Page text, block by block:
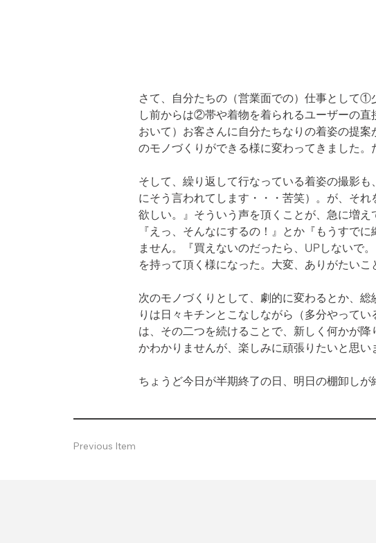
さて、自分たちの（営業面での）仕事として
し前からは②帯や着物を着られるユーザーの
おいて）お客さんに自分たちなりの着姿の提
のモノづくりができる様に変わってきました。
そして、繰り返して行なっている着姿の撮影
にそう言われてします・・・苦笑）。が、そ
欲しい。』そういう声を頂くことが、急に増え
『えっ、そんなにするの！』とか『もうすで
ません。『買えないのだったら、UPしないで
を持って頂く様になった。大変、ありがたいこ
次のモノづくりとして、劇的に変わるとか、
りは日々キチンとこなしながら（多分やって
は、その二つを続けることで、新しく何かが
かわかりませんが、楽しみに頑張りたいと思い
ちょうど今日が半期終了の日、明日の棚卸しが
Previous Item